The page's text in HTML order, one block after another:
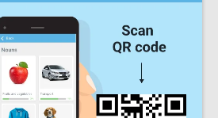
Дүйсенбі СәрсенбіБейсенбі
Сенбі Жексенбі